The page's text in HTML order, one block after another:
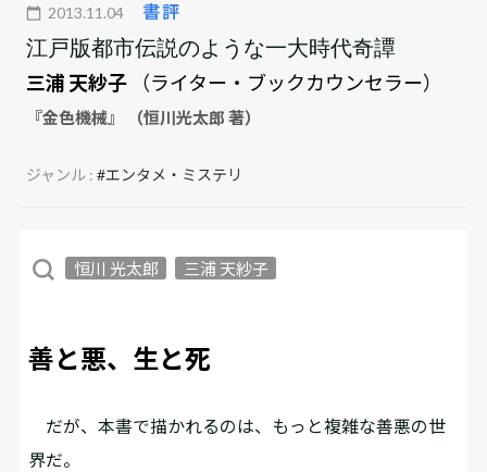
2013.11.04 書評
江戸版都市伝説のような一大時代奇譚
三浦 天紗子
（ライター・ブックカウンセラー）
『金色機械』 （恒川光太郎 著）
ジャンル :#エンタメ・ミステリ
恒川 光太郎 三浦 天紗子
善と悪、生と死
だが、本書で描かれるのは、もっと複雑な善悪の世
界だ。